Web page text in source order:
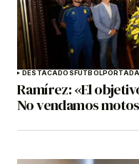
DESTACADOSFÚTBOL
Ramírez: «El
No vendamos